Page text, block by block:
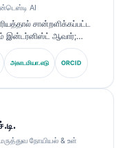
AI
சான்றளிக்கப்பட்ட
இன்டர்னிஸ்ட் ஆவார்;
மருத்துவ
மேலான
AI நிறுவனத்தின் தலைமை
மற்றும் ஆய்வக
டாக்டர் க்ளைன் ஆய்வக
விரிவாக வெளியிட்டுள்ளார்.
அகாடமியா.எடு ORCID
நோயியல் & உள்